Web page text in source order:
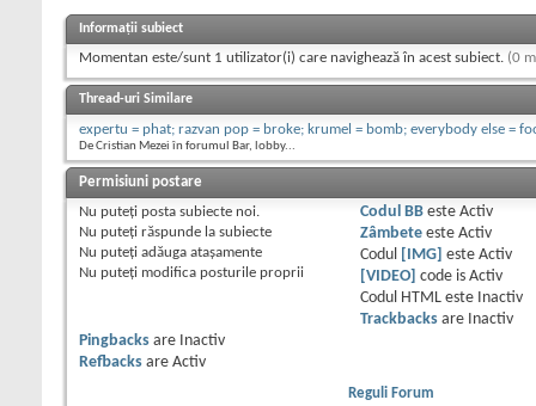
Informații subiect
Momentan este/sunt 1 utilizator(i) care navighează în acest subiect. (0
Thread-uri Similare
expertu = phat; razvan pop = broke; krumel = bomb; everybody else =
De Cristian Mezei în forumul Bar, lobby...
Permisiuni postare
Nu puteţi posta subiecte noi.
Nu puteţi răspunde la subiecte
Nu puteţi adăuga ataşamente
Nu puteţi modifica posturile proprii
Codul BBeste Activ
Zâmbeteeste Activ
Codul
[IMG] este Activ
[VIDEO]
code is Activ
Codul HTML este
Inactiv
Trackbacksare
Inactiv
Pingbacks are
Inactiv
Refbacks are Activ
Reguli Forum